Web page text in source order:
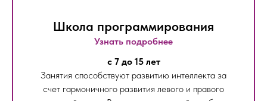
Школа программирования
Узнать подробнее
c 7 до 15 лет
Занятия способствуют развитию интеллекта за
счет гармоничного развития левого и правого